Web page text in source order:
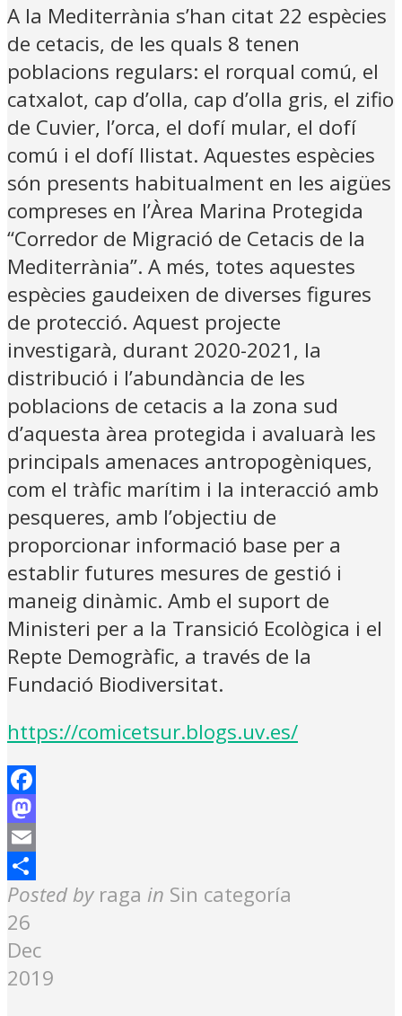
A la Mediterrània s’han citat 22 espècies
de cetacis, de les quals 8 tenen
poblacions regulars: el rorqual comú, el
catxalot, cap d’olla, cap d’olla gris, el zifio
de Cuvier, l’orca, el dofí mular, el dofí
comú i el dofí llistat. Aquestes espècies
són presents habitualment en les aigües
compreses en l’Àrea Marina Protegida
“Corredor de Migració de Cetacis de la
Mediterrània”. A més, totes aquestes
espècies gaudeixen de diverses figures
de protecció. Aquest projecte
investigarà, durant 2020-2021, la
distribució i l’abundància de les
poblacions de cetacis a la zona sud
d’aquesta àrea protegida i avaluarà les
principals amenaces antropogèniques,
com el tràfic marítim i la interacció amb
pesqueres, amb l’objectiu de
proporcionar informació base per a
establir futures mesures de gestió i
maneig dinàmic. Amb el suport de
Ministeri per a la Transició Ecològica i el
Repte Demogràfic, a través de la
Fundació Biodiversitat.
https://comicetsur.blogs.uv.es/
Facebook
Mastodon
Email
Share
Posted by raga in Sin categoría
26
Dec
2019